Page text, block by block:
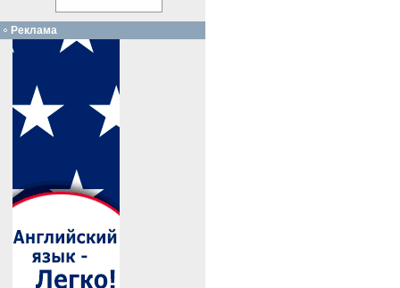
Реклама